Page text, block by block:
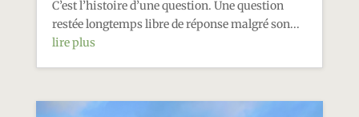
C’est l’histoire d’une question. Une question
restée longtemps libre de réponse malgré son...
lire plus